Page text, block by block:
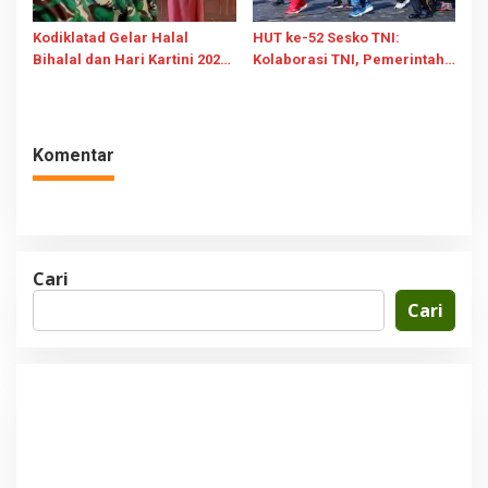
Kodiklatad Gelar Halal
Bihalal dan Hari Kartini 2026,
HUT ke-52 Sesko TNI:
Kolaborasi TNI, Pemerintah,
Komentar
Cari
Cari